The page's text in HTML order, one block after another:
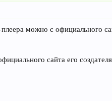
можно с официального
сайта его